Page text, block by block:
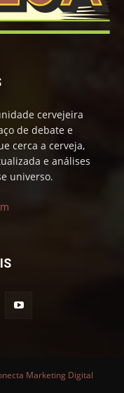
cervejeira
de debate e
cerca a cerveja,
e análises
universo.
Marketing Digital